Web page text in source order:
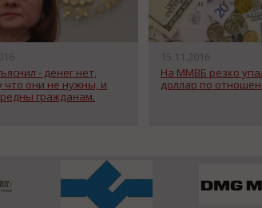
- денег нет,
что они не нужны, и
гражданам.
15.11.2016
На ММВБ резко
доллар по